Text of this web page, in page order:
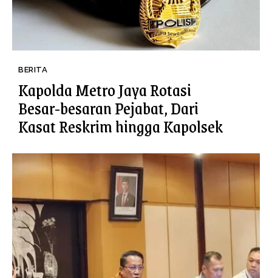
BERITA
Kapolda Metro Jaya Rotasi
Besar-besaran Pejabat, Dari
Kasat Reskrim hingga Kapolsek